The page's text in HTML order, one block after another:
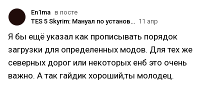
En1ma в посте
TES 5 Skyrim: Мануал по установке модов для чайников. Часть 2.1: Сортировка\Рентген 11 апр
Я бы ещё указал как прописывать порядок
загрузки для определенных модов. Для тех же
северных дорог или некоторых енб это очень
важно. А так гайдик хороший,ты молодец.